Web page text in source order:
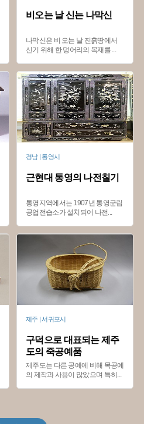
비오는 날 신는 나막신
나막신은 비 오는 날 진흙땅에서
신기 위해 한 덩어리의 목재를 ...
경남 | 통영시
근현대 통영의 나전칠기
통영지역에서는 1907년 통영군립
공업전습소가 설치되어 나전...
제주 | 서귀포시
구덕으로 대표되는 제주
도의 죽공예품
제주도는 다른 공예에 비해 목공예
의 제작과 사용이 많았으며 특히 ...